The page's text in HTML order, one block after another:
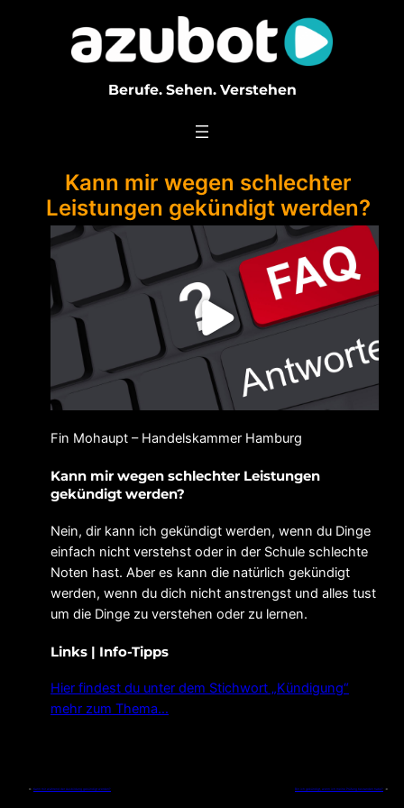
Berufe. Sehen. Verstehen
Kann mir wegen schlechter
Leistungen gekündigt werden?
Fin Mohaupt – Handelskammer Hamburg
Kann mir wegen schlechter Leistungen
gekündigt werden?
Nein, dir kann ich gekündigt werden, wenn du Dinge
einfach nicht verstehst oder in der Schule schlechte
Noten hast. Aber es kann die natürlich gekündigt
werden, wenn du dich nicht anstrengst und alles tust
um die Dinge zu verstehen oder zu lernen.
Links | Info-Tipps
Hier findest du unter dem Stichwort „Kündigung“
mehr zum Thema…
← Kann mir während der Ausbildung gekündigt werden? Bin ich gekündigt, wenn ich meine Prüfung bestanden habe? →